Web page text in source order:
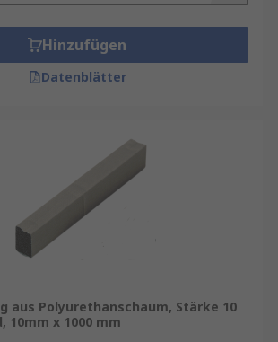
Hinzufügen
Datenblätter
aus Polyurethanschaum, Stärke 10
10mm x 1000 mm